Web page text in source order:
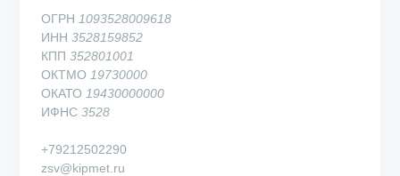
ОГРН 1093528009618
ИНН 3528159852
КПП 352801001
ОКТМО 19730000
ОКАТО 19430000000
ИФНС 3528
+79212502290
zsv@kipmet.ru